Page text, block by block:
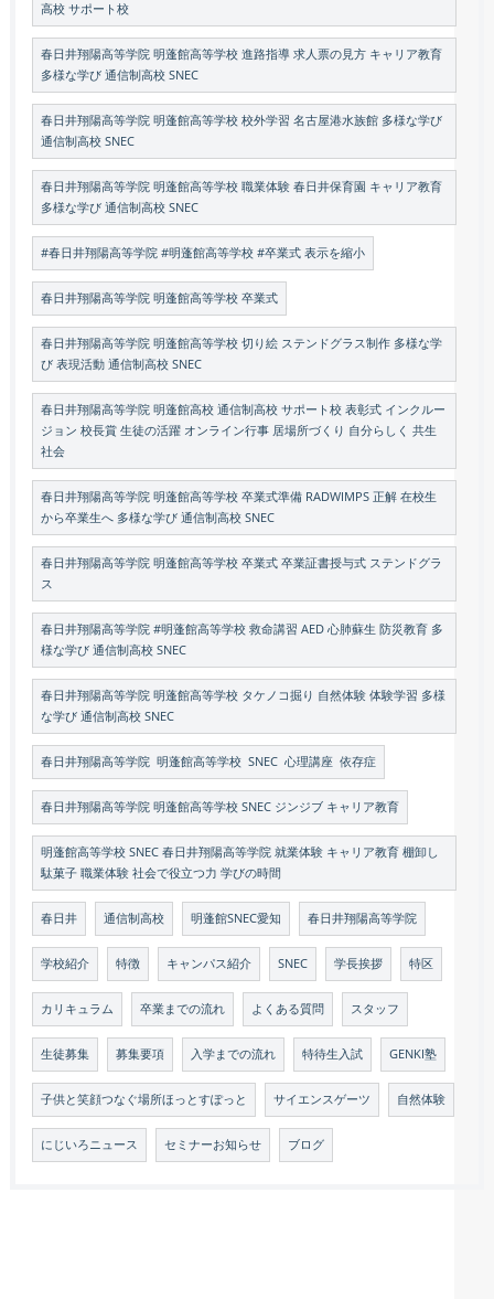
高校 サポート校
春日井翔陽高等学院 明蓬館高等学校 進路指導 求人票の見方 キャリア教育
多様な学び 通信制高校 SNEC
春日井翔陽高等学院 明蓬館高等学校 校外学習 名古屋港水族館 多様な学び
通信制高校 SNEC
春日井翔陽高等学院 明蓬館高等学校 職業体験 春日井保育園 キャリア教育
多様な学び 通信制高校 SNEC
#春日井翔陽高等学院 #明蓬館高等学校 #卒業式 表示を縮小
春日井翔陽高等学院 明蓬館高等学校 卒業式
春日井翔陽高等学院 明蓬館高等学校 切り絵 ステンドグラス制作 多様な学
び 表現活動 通信制高校 SNEC
春日井翔陽高等学院 明蓬館高校 通信制高校 サポート校 表彰式 インクルー
ジョン 校長賞 生徒の活躍 オンライン行事 居場所づくり 自分らしく 共生
社会
春日井翔陽高等学院 明蓬館高等学校 卒業式準備 RADWIMPS 正解 在校生
から卒業生へ 多様な学び 通信制高校 SNEC
春日井翔陽高等学院 明蓬館高等学校 卒業式 卒業証書授与式 ステンドグラ
ス
春日井翔陽高等学院 #明蓬館高等学校 救命講習 AED 心肺蘇生 防災教育 多
様な学び 通信制高校 SNEC
春日井翔陽高等学院 明蓬館高等学校 タケノコ掘り 自然体験 体験学習 多様
な学び 通信制高校 SNEC
春日井翔陽高等学院 明蓬館高等学校 SNEC 心理講座 依存症
春日井翔陽高等学院 明蓬館高等学校 SNEC ジンジブ キャリア教育
明蓬館高等学校 SNEC 春日井翔陽高等学院 就業体験 キャリア教育 棚卸し
駄菓子 職業体験 社会で役立つ力 学びの時間
春日井 通信制高校 明蓬館SNEC愛知 春日井翔陽高等学院
学校紹介 特徴 キャンパス紹介 SNEC 学長挨拶 特区
カリキュラム 卒業までの流れ よくある質問 スタッフ
生徒募集 募集要項 入学までの流れ 特待生入試 GENKI塾
子供と笑顔つなぐ場所ほっとすぽっと サイエンスゲーツ 自然体験
にじいろニュース セミナーお知らせ ブログ